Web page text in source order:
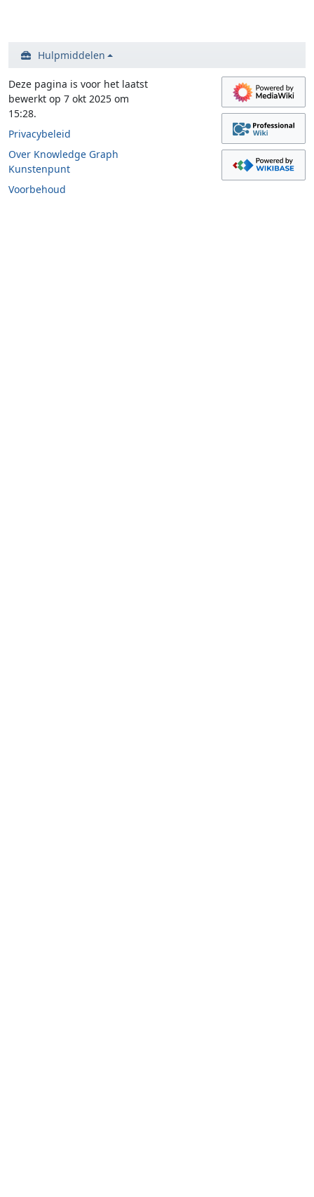
Hulpmiddelen
Deze pagina is voor het laatst
bewerkt op 7 okt 2025 om
15:28.
Privacybeleid
Over Knowledge Graph
Kunstenpunt
Voorbehoud